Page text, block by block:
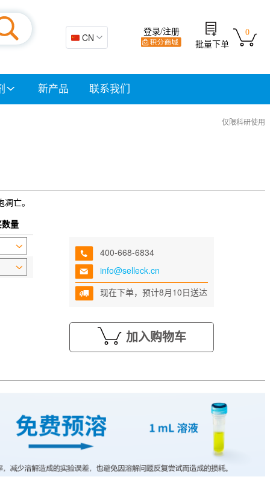
🇨🇳 CN
0
批量下单
登录/注册
新产品 联系我们
仅限科研使用
亡。
量
400-668-6834
info@selleck.cn
现在下单，预计8月10日送达
加入购物车